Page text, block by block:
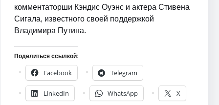
комментаторши Кэндис Оуэнс и актера Стивена
Сигала, известного своей поддержкой
Владимира Путина.
Поделиться ссылкой:
Facebook
Telegram
LinkedIn WhatsApp X